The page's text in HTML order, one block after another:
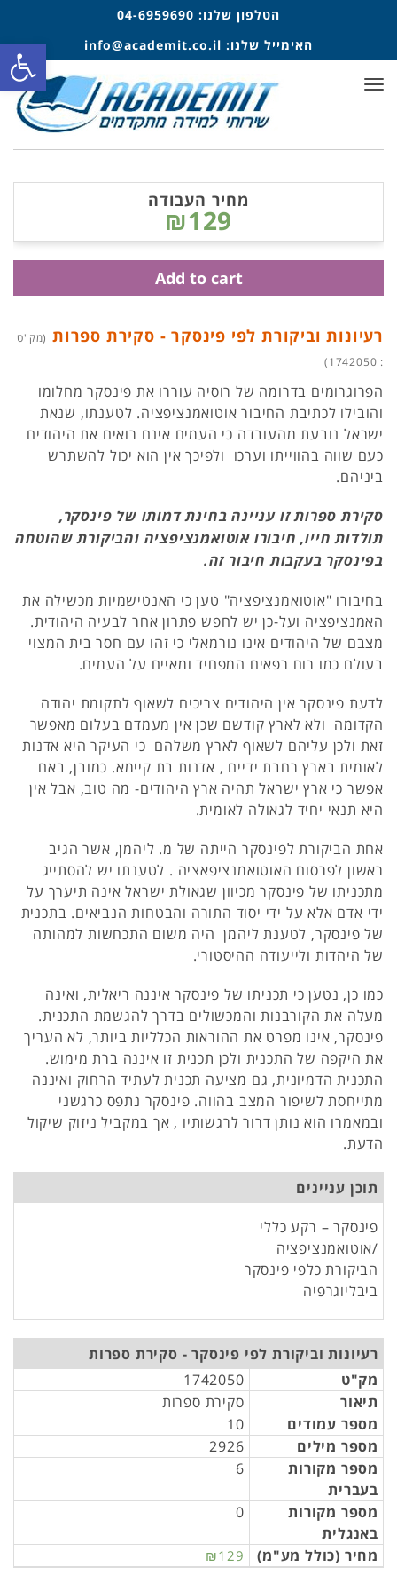
הטלפון שלנו: 04-6959690
האימייל שלנו: info@academit.co.il
תפריט
רעיונות וביקורת לפי פינסקר - סקירת ספרות (מק"ט
: 1742050)
הפרוגרומים בדרומה של רוסיה עוררו את פינסקר מחלומו
והובילו לכתיבת החיבור אוטואמנציפציה. לטענתו, שנאת
ישראל נובעת מהעובדה כי העמים אינם רואים את היהודים
כעם שווה בהווייתו וערכו ולפיכך אין הוא יכול להשתרש
ביניהם.
סקירת ספרות זו עניינה בחינת דמותו של פינסקר,
תולדות חייו, חיבורו אוטואמנציפציה והביקורת שהוטחה
בפינסקר בעקבות חיבור זה.
בחיבורו "אוטואמנציפציה" טען כי האנטישמיות מכשילה את
האמנציפציה ועל-כן יש לחפש פתרון אחר לבעיה היהודית.
מצבם של היהודים אינו נורמאלי כי זהו עם חסר בית המצוי
בעולם כמו רוח רפאים המפחיד ומאיים על העמים.
לדעת פינסקר אין היהודים צריכים לשאוף לתקומת יהודה
הקדומה ולא לארץ קודשם שכן אין מעמדם בעלום מאפשר
זאת ולכן עליהם לשאוף לארץ משלהם כי העיקר היא אדנות
לאומית בארץ רחבת ידיים , אדנות בת קיימא. כמובן, באם
אפשר כי ארץ ישראל תהיה ארץ היהודים- מה טוב, אבל אין
היא תנאי יחיד לגאולה לאומית.
אחת הביקורת לפינסקר הייתה של מ. ליהמן, אשר הגיב
ראשון לפרסום האוטואמנציפאציה . לטענתו יש להסתייג
מתכניתו של פינסקר מכיוון שגאולת ישראל אינה תיערך על
ידי אדם אלא על ידי יסוד התורה והבטחות הנביאים. בתכנית
של פינסקר, לטענת ליהמן היה משום התכחשות למהותה
של היהדות ולייעודה ההיסטורי.
כמו כן, נטען כי תכניתו של פינסקר איננה ריאלית, ואינה
מעלה את הקורבנות והמכשולים בדרך להגשמת התכנית.
פינסקר, אינו מפרט את ההוראות הכלליות ביותר, לא העריך
את היקפה של התכנית ולכן תכנית זו איננה ברת מימוש.
התכנית הדמיונית, גם מציעה תכנית לעתיד הרחוק ואיננה
מתייחסת לשיפור המצב בהווה. פינסקר נתפס כרגשני
ובמאמרו הוא נותן דרור לרגשותיו , אך במקביל ניזוק שיקול
הדעת.
תוכן עניינים
פינסקר – רקע כללי
/אוטואמנציפציה
הביקורת כלפי פינסקר
ביבליוגרפיה
רעיונות וביקורת לפי פינסקר - סקירת ספרות
מק"ט
1742050
תיאור
סקירת ספרות
מספר עמודים
10
מספר מילים
2926
מספר מקורות
בעברית
6
מספר מקורות
באנגלית
0
מחיר (כולל מע"מ) ₪129
מחיר העבודה
₪129
Add to cart
פתח